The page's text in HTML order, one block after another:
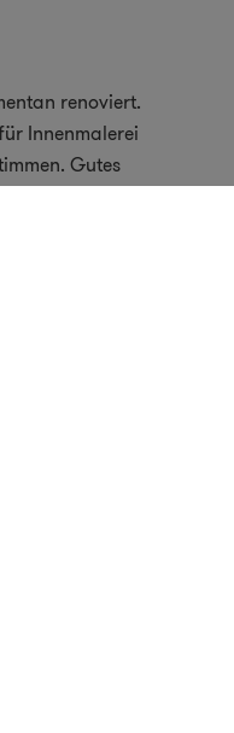
renoviert.
Innenmalerei
Gutes